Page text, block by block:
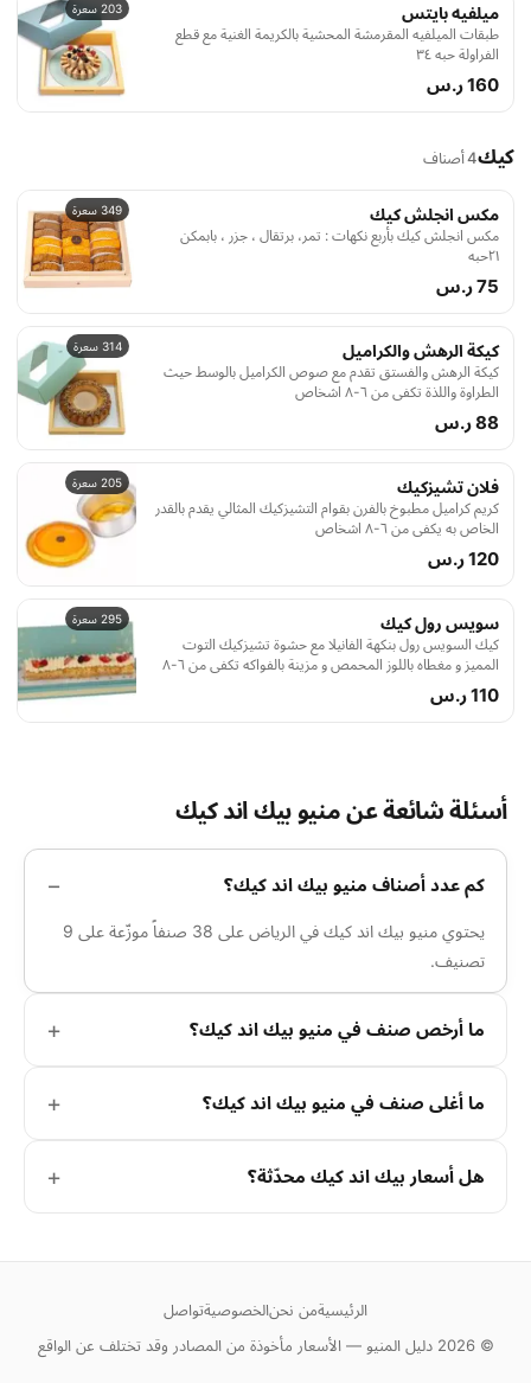
203 سعرة ميلفيه بايتس
طبقات الميلفيه المقرمشة المحشية بالكريمة الغنية مع قطع
الفراولة حبه ۳٤
160 ر.س
كيك4 أصناف
349 سعرة مكس انجلش كيك
مكس انجلش كيك بأربع نكهات : تمر، برتقال ، جزر ، بابمكن
٢١حبه
75 ر.س
314 سعرة كيكة الرهش والكراميل
كيكة الرهش والفستق تقدم مع صوص الكراميل بالوسط حيث
الطراوة واللذة تكفي من ٦-۸ اشخاص
88 ر.س
205 سعرة فلان تشيزكيك
كريم كراميل مطبوخ بالفرن بقوام التشيزكيك المثالي يقدم بالقدر
الخاص به يكفي من ٦-٨ اشخاص
120 ر.س
295 سعرة سويس رول كيك
كيك السويس رول بنكهة الفانيلا مع حشوة تشيزكيك التوت
المميز و مغطاه باللوز المحمص و مزينة بالفواكه تكفي من ٦-٨
اشخاص
110 ر.س
أسئلة شائعة عن منيو بيك اند كيك
كم عدد أصناف منيو بيك اند كيك؟
يحتوي منيو بيك اند كيك في الرياض على 38 صنفاً موزّعة على 9
تصنيف.
ما أرخص صنف في منيو بيك اند كيك؟
ما أغلى صنف في منيو بيك اند كيك؟
هل أسعار بيك اند كيك محدّثة؟
الرئيسيةمن نحنالخصوصيةتواصل
© 2026 دليل المنيو — الأسعار مأخوذة من المصادر وقد تختلف عن الواقع